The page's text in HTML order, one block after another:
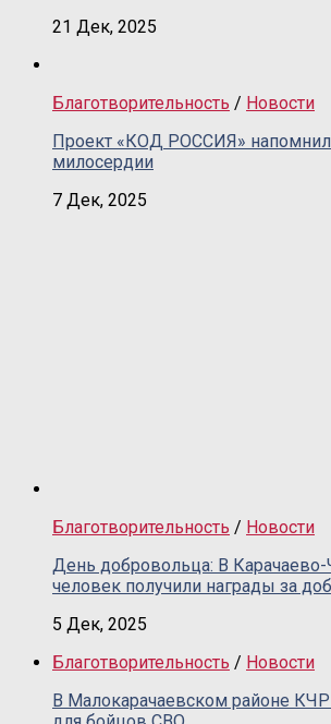
21 Дек, 2025
Благотворительность / Новости
Проект «КОД РОССИЯ»
милосердии
7 Дек, 2025
Благотворительность / Новости
День добровольца: В
человек получили награды за
5 Дек, 2025
Благотворительность / Новости
В Малокарачаевском районе